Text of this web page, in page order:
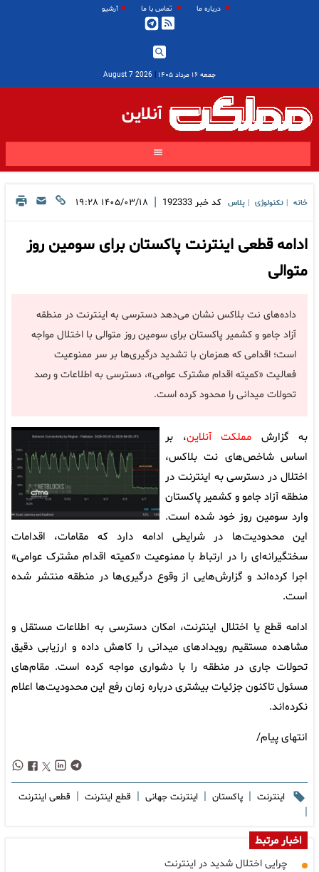
درباره ما تماس با ما آرشیو
جمعه ۱۶ مرداد ۱۴۰۵ |
2026 August 7
آنلاین
خانه تکنولوژی پلاس کد خبر 192333
| ۱۴۰۵/۰۳/۱۸ ۱۹:۲۸
ادامه قطعی اینترنت پاکستان برای سومین روز
متوالی
داده‌های نت بلاکس نشان می‌دهد دسترسی به اینترنت در منطقه
آزاد جامو و کشمیر پاکستان برای سومین روز متوالی با اختلال مواجه
است؛ اقدامی که همزمان با تشدید درگیری‌ها بر سر ممنوعیت
فعالیت «کمیته اقدام مشترک عوامی»، دسترسی به اطلاعات و رصد
تحولات میدانی را محدود کرده است.
به گزارش مملکت آنلاین، بر
اساس شاخص‌های نت بلاکس،
اختلال در دسترسی به اینترنت در
منطقه آزاد جامو و کشمیر پاکستان
وارد سومین روز خود شده است.
این محدودیت‌ها در شرایطی ادامه دارد که مقامات، اقدامات
سختگیرانه‌ای را در ارتباط با ممنوعیت «کمیته اقدام مشترک عوامی»
اجرا کرده‌اند و گزارش‌هایی از وقوع درگیری‌ها در منطقه منتشر شده
است.
ادامه قطع یا اختلال اینترنت، امکان دسترسی به اطلاعات مستقل و
مشاهده مستقیم رویدادهای میدانی را کاهش داده و ارزیابی دقیق
تحولات جاری در منطقه را با دشواری مواجه کرده است. مقام‌های
مسئول تاکنون جزئیات بیشتری درباره زمان رفع این محدودیت‌ها اعلام
نکرده‌اند.
انتهای پیام/
اینترنت | پاکستان | اینترنت جهانی | قطع اینترنت | قطعی اینترنت
|
اخبار مرتبط
چرایی اختلال شدید در اینترنت